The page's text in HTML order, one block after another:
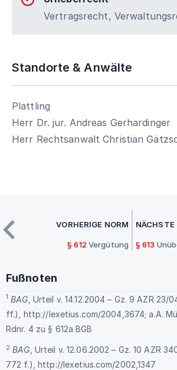
Vertragsrecht,
Standorte & Anwälte
Plattling
Herr Dr. jur. Andreas Gerhardinger
Herr Rechtsanwalt Christian
VORHERIGE NORM
§ 612 Vergütung
NÄCHSTE
§ 613
Fußnoten
1 BAG , Urteil v. 14.12.2004 – Gz. 9 AZR
ff.), http://lexetius.com/2004,3674; a.A.
Rdnr. 4 zu § 612a BGB
2 BAG , Urteil v. 12.06.2002 – Gz. 10 AZR
772 f.),http://lexetius.com/2002,1347